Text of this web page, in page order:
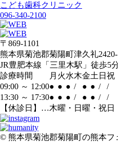
こども歯科クリニック
096-340-2100
〒869-1101
熊本県菊池郡菊陽町津久礼2420-
JR豊肥本線「三里木駅」徒歩5
診療時間
月 火水木金土 日 祝
09:00 ～ 12:00● ● ● / ● ● /
/
13:30 ～ 17:30● ● ● / ● ● /
/
【休診日】…木曜・日曜・祝日
© 熊本県菊池郡菊陽町の熊本フ